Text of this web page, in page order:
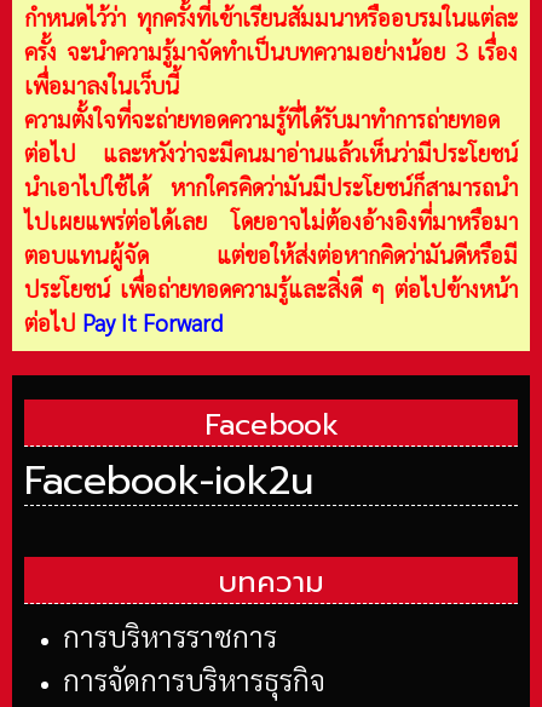
กำหนดไว้ว่า ทุกครั้งที่เข้าเรียนสัมมนาหรืออบรมในแต่ละ
ครั้ง จะนำความรู้มาจัดทำเป็นบทความอย่างน้อย 3 เรื่อง
เพื่อมาลงในเว็บนี้
ความตั้งใจที่จะถ่ายทอดความรู้ที่ได้รับมาทำการถ่ายทอด
ต่อไป และหวังว่าจะมีคนมาอ่านแล้วเห็นว่ามีประโยชน์
นำเอาไปใช้ได้ หากใครคิดว่ามันมีประโยชน์ก็สามารถนำ
ไปเผยแพร่ต่อได้เลย โดยอาจไม่ต้องอ้างอิงที่มาหรือมา
ตอบแทนผู้จัด แต่ขอให้ส่งต่อหากคิดว่ามันดีหรือมี
ประโยชน์ เพื่อถ่ายทอดความรู้และสิ่งดี ๆ ต่อไปข้างหน้า
ต่อไป Pay It Forward
Facebook
Facebook-iok2u
บทความ
การบริหารราชการ
การจัดการบริหารธุรกิจ